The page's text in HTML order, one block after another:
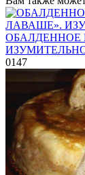
ОБАЛДЕННОЕ
0147